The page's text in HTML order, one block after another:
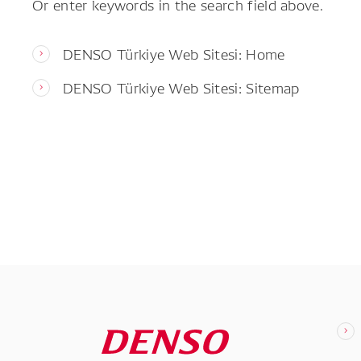
DENSO Türkiye Web Sitesi: Home
DENSO Türkiye Web Sitesi: Sitemap